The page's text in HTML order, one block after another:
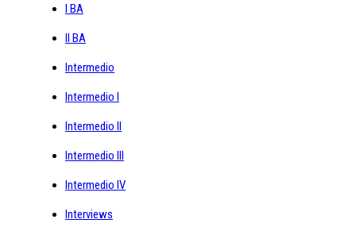
I BA
II BA
Intermedio
Intermedio I
Intermedio II
Intermedio III
Intermedio IV
Interviews